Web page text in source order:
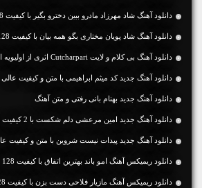
دانلود آهنگ شاد مهرزاد مادرو ببین دخترو بگیر با کیفیت 128 و 320
دانلود آهنگ شاد پویان مختاری بگو همه بیان با کیفیت 128 و 320
دانلود آهنگ بی کلام و لایت Cutcharpari اثری از اولیویه امبریدن
دانلود آهنگ جديد کد میثم ابراهیمی با متن و کیفیت عالی
دانلود آهنگ جديد بهنام بانی رفتی و متن آهنگ
دانلود آهنگ جديد امین مرعشی دلم شکست با 2 کیفیت و متن آهنگ
دانلود آهنگ جديد پیدات نیست شروین با متن و کیفیت
دانلود ریمیکس آهنگ امو باند بهترین اتفاق با کیفیت 128 و 320
دانلود ریمیکس آهنگ مازیار فلاحی دست بزن با کیفیت 128 و 320